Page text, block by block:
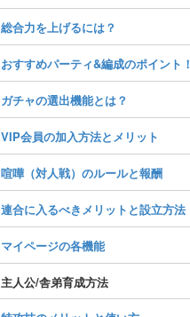
総合力を上げるには？
おすすめパーティ&編成のポイント！
ガチャの選出機能とは？
VIP会員の加入方法とメリット
喧嘩（対人戦）のルールと報酬
連合に入るべきメリットと設立方法
マイページの各機能
主人公/舎弟育成方法